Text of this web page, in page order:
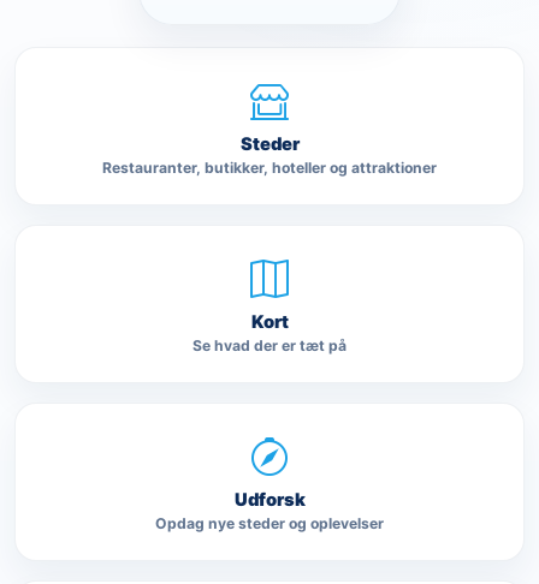
Steder
Restauranter, butikker, hoteller og attraktioner
Kort
Se hvad der er tæt på
Udforsk
Opdag nye steder og oplevelser